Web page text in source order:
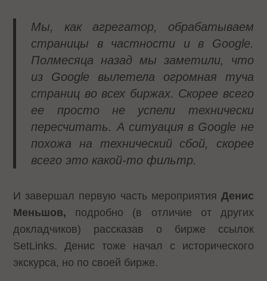
Мы, как агрегатор, обрабатываем
страницы в частности и в Google.
Полмесяца назад мы заметили, что
из Google вылетела огромная туча
страниц во всех биржах. Скорее всего
ее просто не успели технически
пересчитать. А ситуация в Google не
похожа на технический сбой, скорее
всего это какой-то фильтр.
И завершал первую часть мероприятия Денис
Меньшов, подробно (в отличие от других
докладчиков) рассказав о бирже ссылок
SetLinks. Денис тоже начал с исторического
экскурса, но по своей бирже.